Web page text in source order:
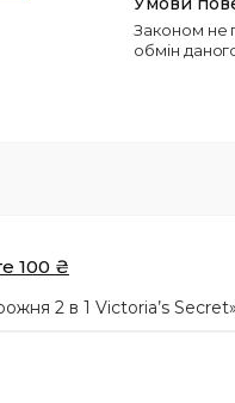
Законом не передбачено повернення та
обмін
100 ₴
2 в 1 Victoria’s Secret»